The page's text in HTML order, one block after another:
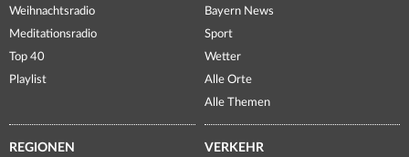
Weihnachtsradio
Meditationsradio
Top 40
Playlist
Bayern News
Sport
Wetter
Alle Orte
Alle Themen
REGIONEN VERKEHR